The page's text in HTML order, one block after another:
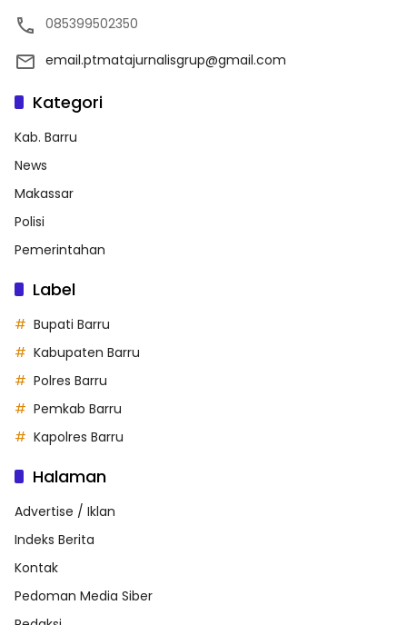
085399502350
email.ptmatajurnalisgrup@gmail.com
Kategori
Kab. Barru
News
Makassar
Polisi
Pemerintahan
Label
Bupati Barru
Kabupaten Barru
Polres Barru
Pemkab Barru
Kapolres Barru
Halaman
Advertise / Iklan
Indeks Berita
Kontak
Pedoman Media Siber